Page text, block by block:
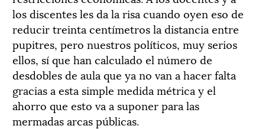
los discentes les da la risa cuando oyen eso de
reducir treinta centímetros la distancia entre
pupitres, pero nuestros políticos, muy serios
ellos, sí que han calculado el número de
desdobles de aula que ya no van a hacer falta
gracias a esta simple medida métrica y el
ahorro que esto va a suponer para las
mermadas arcas públicas.